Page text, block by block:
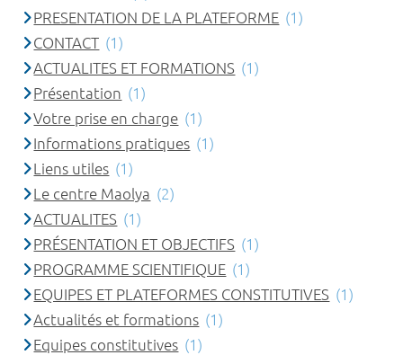
PRESENTATION DE LA PLATEFORME (1)
CONTACT (1)
ACTUALITES ET FORMATIONS (1)
Présentation (1)
Votre prise en charge (1)
Informations pratiques (1)
Liens utiles (1)
Le centre Maolya (2)
ACTUALITES (1)
PRÉSENTATION ET OBJECTIFS (1)
PROGRAMME SCIENTIFIQUE (1)
EQUIPES ET PLATEFORMES CONSTITUTIVES (1)
Actualités et formations (1)
Equipes constitutives (1)